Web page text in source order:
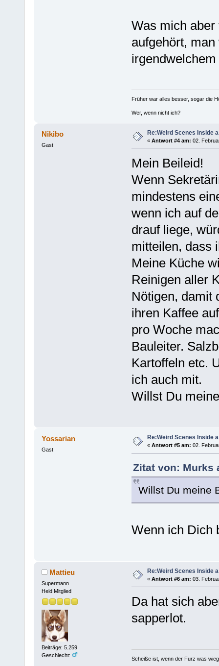
Was mich
aufgehört,
Früher war alles besser, sogar die
Wer, wenn nicht ich?
Nikibo
Gast
Re:Weird Scenes Inside
« Antwort #4 am: 02.
Mein Beileid!
Wenn
mindestens
wenn ich auf
drauf liege,
mitteilen, dass
Meine Küche
Reinigen aller
Nötigen, damit
ihren Kaffee
pro Woche
Bauleiter.
Kartoffeln etc.
ich auch mit.
Willst Du
Yossarian
Gast
Re:Weird Scenes Inside
« Antwort #5 am: 02.
Zitat von: Murks
Willst Du meine
Wenn ich Dich
Mattieu
Supermann
Held Mitglied
Beiträge: 5.259
Geschlecht:
Re:Weird Scenes Inside
« Antwort #6 am: 03.
Da hat sich
sapperlot.
Scheiße ist, wenn der Furz was